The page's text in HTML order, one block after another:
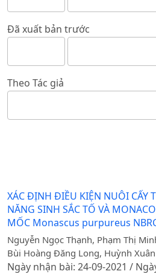
Đã xuất bản trước
Theo Tác giả
XÁC ĐỊNH ĐIỀU KIỆN NUÔI CẤY
NĂNG SINH SẮC TỐ VÀ
MỐC Monascus purpureus
Nguyễn Ngọc Thạnh, Phạm Thị
Bùi Hoàng Đăng Long, Huỳnh
Ngày nhận bài: 24-09-2021 /